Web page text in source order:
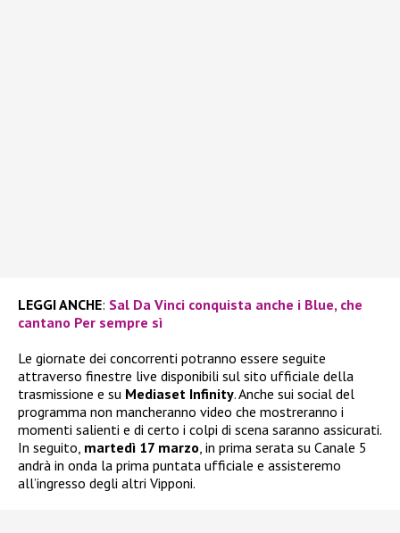
LEGGI ANCHE: Sal Da Vinci conquista anche i Blue, che
cantano Per sempre sì
Le giornate dei concorrenti potranno essere seguite
attraverso finestre live disponibili sul sito ufficiale della
trasmissione e su Mediaset Infinity. Anche sui social del
programma non mancheranno video che mostreranno i
momenti salienti e di certo i colpi di scena saranno assicurati.
In seguito, martedì 17 marzo , in prima serata su Canale 5
andrà in onda la prima puntata ufficiale e assisteremo
all’ingresso degli altri Vipponi.